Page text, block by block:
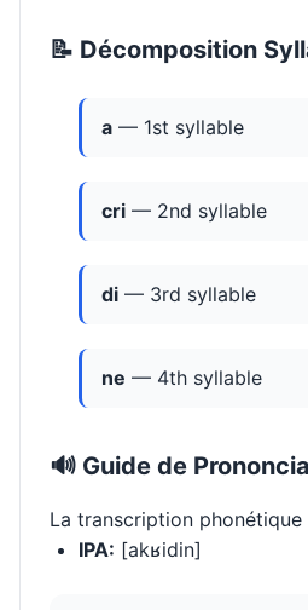
📝 Décomposition
a — 1st syllable
cri — 2nd syllable
di — 3rd syllable
ne — 4th syllable
🔊 Guide de
La transcription phonétique
IPA: [akʁidin]